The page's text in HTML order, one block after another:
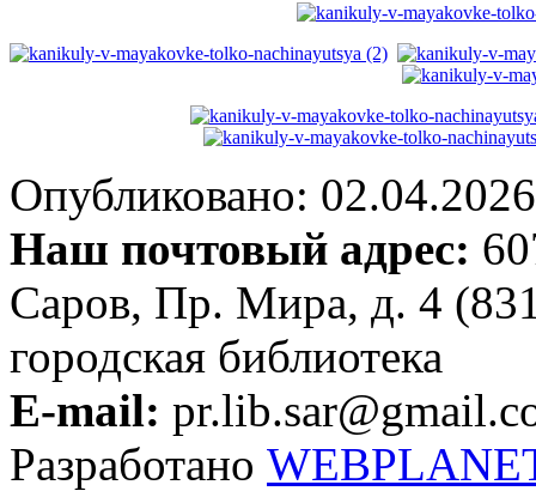
Опубликовано:
Наш почтовый адрес:
Саров, Пр. Мира, д. 4
городская библиотека
E-mail:
Разработано